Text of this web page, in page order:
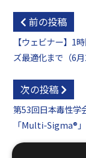
前の投稿
【ウェビナー】1
ズ最適化まで（6月
次の投稿
第53回日本毒性学
「Multi-Sigma®